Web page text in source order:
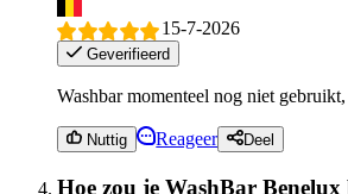
15-7-2026
Geverifieerd
Washbar momenteel nog niet
Nuttig Reageer Deel
Hoe zou je WashBar Benelux